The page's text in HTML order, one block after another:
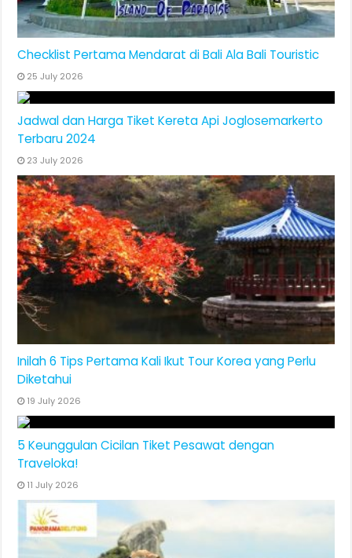
Checklist Pertama Mendarat di Bali Ala Bali Touristic
25 July 2026
Jadwal dan Harga Tiket Kereta Api Joglosemarkerto
Terbaru 2024
23 July 2026
Inilah 6 Tips Pertama Kali Ikut Tour Korea yang Perlu
Diketahui
19 July 2026
5 Keunggulan Cicilan Tiket Pesawat dengan
Traveloka!
11 July 2026